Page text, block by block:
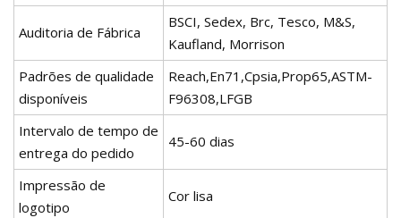
Auditoria de Fábrica
BSCI, Sedex, Brc, Tesco, M&S,
Kaufland, Morrison
Padrões de qualidade
disponíveis
Reach,En71,Cpsia,Prop65,ASTM-
F96308,LFGB
Intervalo de tempo de
entrega do pedido
45-60 dias
Impressão de
logotipo
Cor lisa